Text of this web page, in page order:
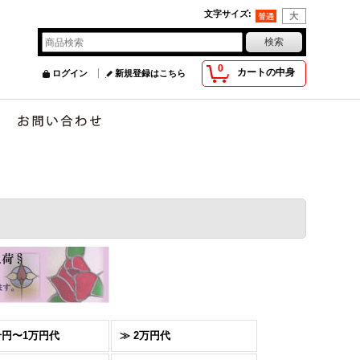
文字サイズ:
0 カートの中身
ログイン 新規登録はこちら
〜1万円代 ≫ 2万円代